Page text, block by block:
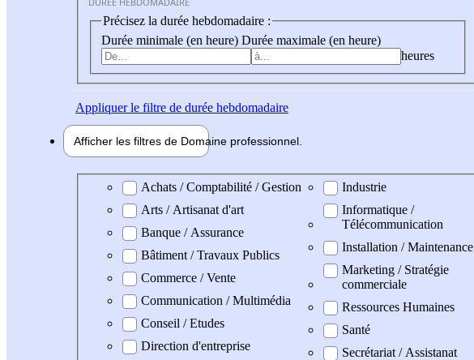
Précisez la durée hebdomadaire :
Durée minimale (en heure) Durée maximale (en heure)
heures
Appliquerle filtre de durée hebdomadaire
Afficher les filtres de Domaine professionnel
Domaine professionel
Achats / Comptabilité / Gestion
Arts / Artisanat d'art
Banque / Assurance
Bâtiment / Travaux Publics
Commerce / Vente
Communication / Multimédia
Conseil / Etudes
Direction d'entreprise
Industrie
Informatique /
Télécommunication
Installation / Maintenance
Marketing / Stratégie
commerciale
Ressources Humaines
Santé
Secrétariat / Assistanat